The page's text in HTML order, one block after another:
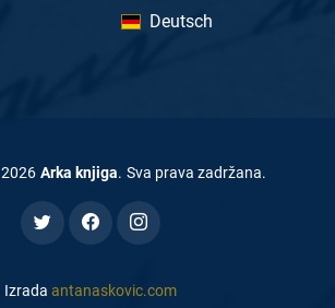
Deutsch
2026 Arka knjiga. Sva prava zadržana.
Izrada antanaskovic.com